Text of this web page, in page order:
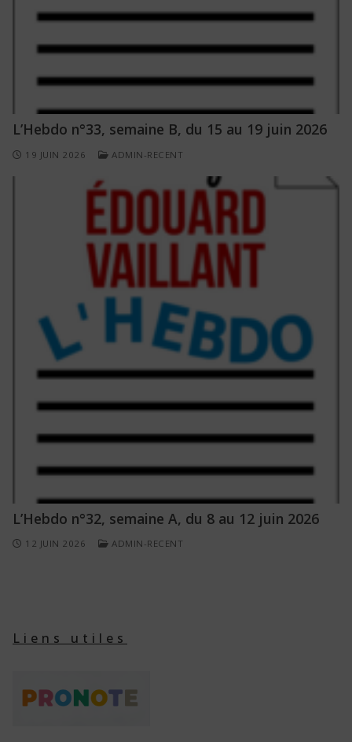
L’Hebdo n°33, semaine B, du 15 au 19 juin 2026
19 JUIN 2026 ADMIN-RECENT
L’Hebdo n°32, semaine A, du 8 au 12 juin 2026
12 JUIN 2026 ADMIN-RECENT
Liens utiles